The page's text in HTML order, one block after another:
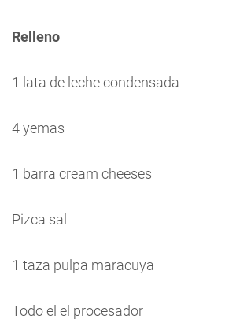
Relleno
1 lata de leche condensada
4 yemas
1 barra cream cheeses
Pizca sal
1 taza pulpa maracuya
Todo el el procesador